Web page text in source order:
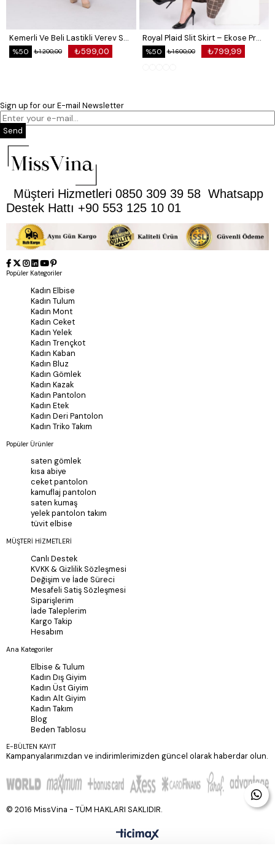
Kemerli Ve Beli Lastikli Verev Saten Etek 6791
₺599,00
₺1.200,00
%50
Royal Plaid Slit Skirt – Ekose Premium Long Skirt 6831
₺799,99
₺1.600,00
%50
Sign up for our E-mail Newsletter
Send
Müşteri Hizmetleri 0850 309 39 58 Whatsapp
Destek Hattı +90 553 125 10 01
Popüler Kategoriler
Kadın Elbise
Kadın Tulum
Kadın Mont
Kadın Ceket
Kadın Yelek
Kadın Trençkot
Kadın Kaban
Kadın Bluz
Kadın Gömlek
Kadın Kazak
Kadın Pantolon
Kadın Etek
Kadın Deri Pantolon
Kadın Triko Takım
Popüler Ürünler
saten gömlek
kısa abiye
ceket pantolon
kamuflaj pantolon
saten kumaş
yelek pantolon takım
tüvit elbise
MÜŞTERİ HİZMETLERİ
Canlı Destek
KVKK & Gizlilik Sözleşmesi
Değişim ve İade Süreci
Mesafeli Satiş Sözleşmesi
Siparişlerim
İade Taleplerim
Kargo Takip
Hesabım
Ana Kategoriler
Elbise & Tulum
Kadın Dış Giyim
Kadın Üst Giyim
Kadın Alt Giyim
Kadın Takım
Blog
Beden Tablosu
E-BÜLTEN KAYIT
Kampanyalarımızdan ve indirimlerimizden güncel olarak haberdar olun.
© 2016 MissVina - TÜM HAKLARI SAKLIDIR.